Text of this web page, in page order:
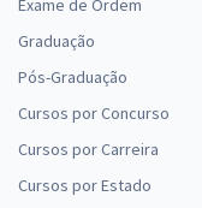
Exame de Ordem
Graduação
Pós-Graduação
Cursos por Concurso
Cursos por Carreira
Cursos por Estado